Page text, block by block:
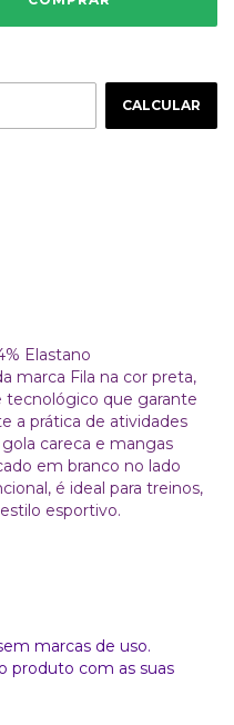
CALCULAR
Elastano
marca Fila na cor preta,
que garante
a prática de atividades
careca e mangas
em branco no lado
é ideal para treinos,
esportivo.
marcas de uso.
produto com as suas